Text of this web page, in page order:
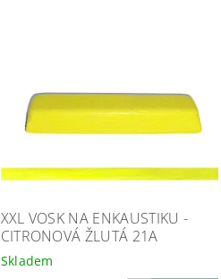
XXL VOSK NA ENKAUSTIKU -
CITRONOVÁ ŽLUTÁ 21A
Skladem